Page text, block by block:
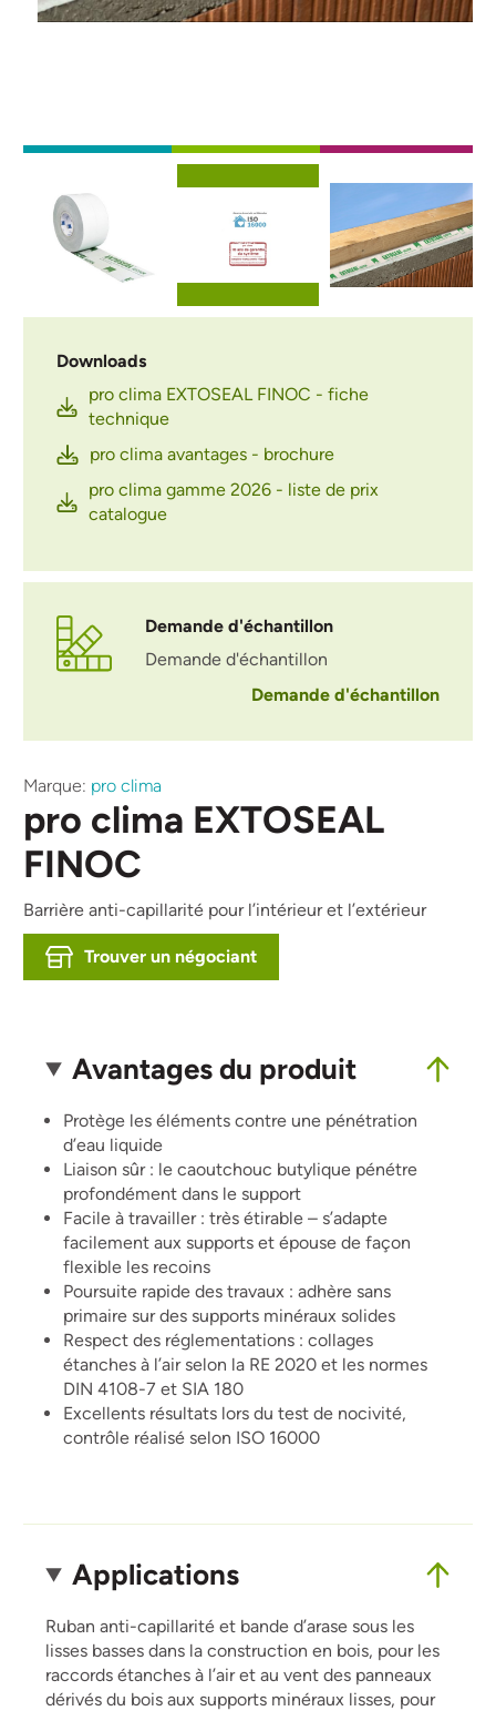
Downloads
pro clima EXTOSEAL FINOC - fiche
technique
pro clima avantages - brochure
pro clima gamme 2026 - liste de prix
catalogue
Demande d'échantillon
Demande d'échantillon
Demande d'échantillon
Marque: pro clima
pro clima EXTOSEAL
FINOC
Barrière anti-capillarité pour l’intérieur et l’extérieur
Trouver un négociant
Avantages du produit
Protège les éléments contre une pénétration
d’eau liquide
Liaison sûr : le caoutchouc butylique pénétre
profondément dans le support
Facile à travailler : très étirable – s’adapte
facilement aux supports et épouse de façon
flexible les recoins
Poursuite rapide des travaux : adhère sans
primaire sur des supports minéraux solides
Respect des réglementations : collages
étanches à l’air selon la RE 2020 et les normes
DIN 4108-7 et SIA 180
Excellents résultats lors du test de nocivité,
contrôle réalisé selon ISO 16000
Applications
Ruban anti-capillarité et bande d’arase sous les
lisses basses dans la construction en bois, pour les
raccords étanches à l’air et au vent des panneaux
dérivés du bois aux supports minéraux lisses, pour